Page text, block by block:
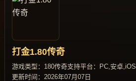
打金1.80传奇
游戏类型：180传奇支持平台：PC,安卓,iOS
更新时间：2026年07月07日